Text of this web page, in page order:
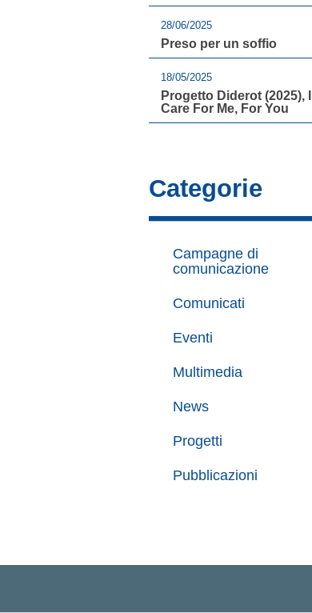
28/06/2025
Preso per un soffio
18/05/2025
Progetto Diderot (2025), I
Care For Me, For You
Categorie
Campagne di
comunicazione
Comunicati
Eventi
Multimedia
News
Progetti
Pubblicazioni